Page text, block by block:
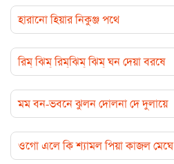
হারানো হিয়ার নিকুঞ্জ পথে
রিম্‌ ঝিম্‌ রিম্‌ঝিম্ ঝিম্‌ ঘন দেয়া বরষে
মম বন-ভবনে ঝুলন দোলনা দে দুলায়ে
ওগো এলে কি শ্যামল পিয়া কাজল মেঘে